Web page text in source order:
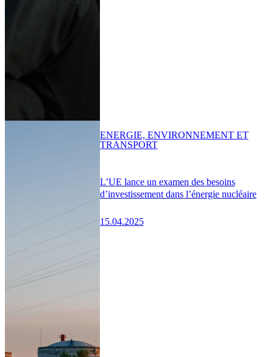
L’UE lance un examen des besoins
d’investissement dans l’énergie nucléaire
15.04.2025
ENERGIE, ENVIRONNEMENT ET
TRANSPORT